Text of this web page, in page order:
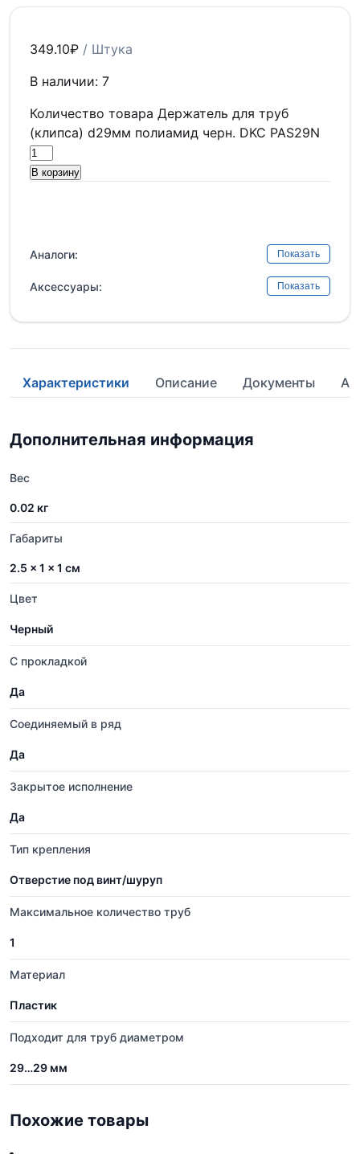
349.10₽ / Штука
В наличии: 7
Количество товара Держатель для труб
(клипса) d29мм полиамид черн. DKC PAS29N
В корзину
Аналоги: Показать
Аксессуары: Показать
Характеристики Описание Документы
Дополнительная информация
Вес
0.02 кг
Габариты
2.5 × 1 × 1 см
Цвет
Черный
С прокладкой
Да
Соединяемый в ряд
Да
Закрытое исполнение
Да
Тип крепления
Отверстие под винт/шуруп
Максимальное количество труб
1
Материал
Пластик
Подходит для труб диаметром
29…29 мм
Похожие товары